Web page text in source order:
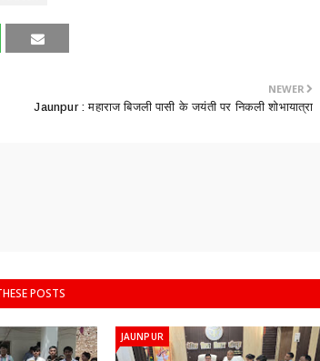
NEWER
Jaunpur : ​महाराज बिजली पासी के जयंती पर निकली शोभायात्रा
POSTS
JAUNPUR